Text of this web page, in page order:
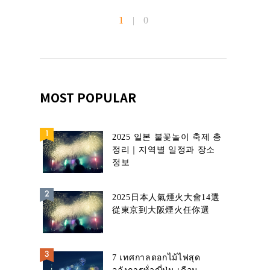
1 | 0
MOST POPULAR
2025 일본 불꽃놀이 축제 총
정리｜지역별 일정과 장소
정보
2025日本人氣煙火大會14選
從東京到大阪煙火任你選
7 เทศกาลดอกไม้ไฟสุด